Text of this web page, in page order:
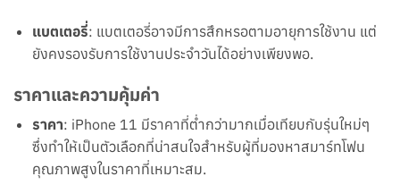
แบตเตอรี่: แบตเตอรี่อาจมีการสึกหรอตามอายุการใช้งาน แต่
ยังคงรองรับการใช้งานประจำวันได้อย่างเพียงพอ.
ราคาและความคุ้มค่า
ราคา: iPhone 11 มีราคาที่ต่ำกว่ามากเมื่อเทียบกับรุ่นใหม่ๆ
ซึ่งทำให้เป็นตัวเลือกที่น่าสนใจสำหรับผู้ที่มองหาสมาร์ทโฟน
คุณภาพสูงในราคาที่เหมาะสม.